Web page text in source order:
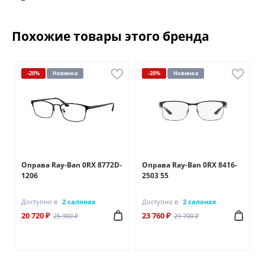
Похожие товары этого бренда
-20% Новинка
Оправа Ray-Ban 0RX 8772D-
1206
Доступно в 2 салонах
20 720 ₽ 25 900 ₽
-20% Новинка
Оправа Ray-Ban 0RX 8416-
2503 55
Доступно в 2 салонах
23 760 ₽ 29 700 ₽